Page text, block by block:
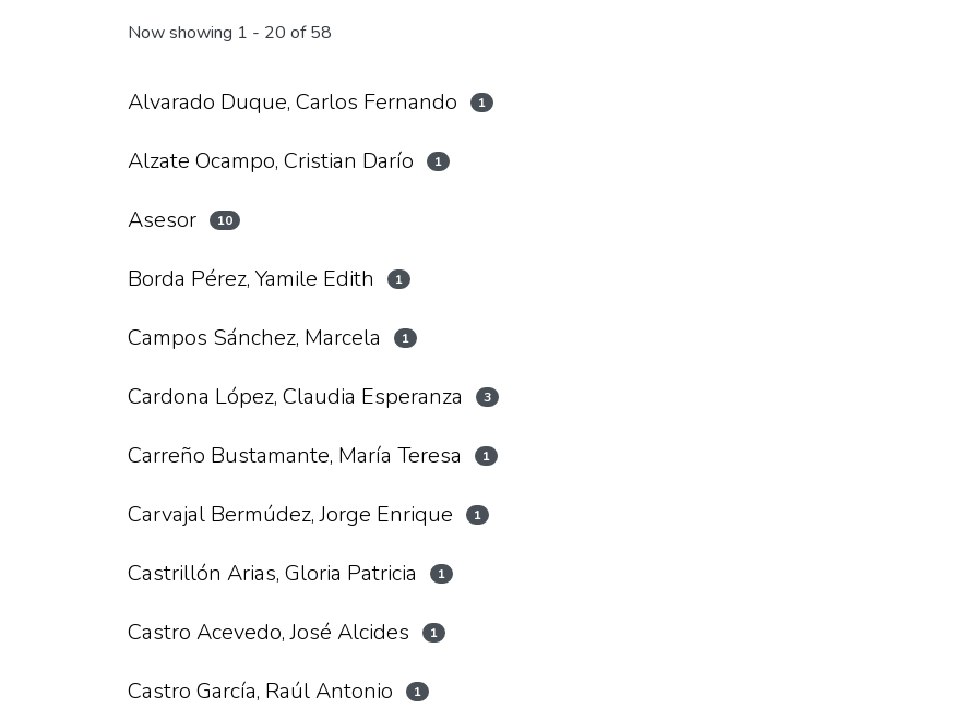
Now showing 1 - 20 of 58
Alvarado Duque, Carlos Fernando 1
Alzate Ocampo, Cristian Darío 1
Asesor 10
Borda Pérez, Yamile Edith 1
Campos Sánchez, Marcela 1
Cardona López, Claudia Esperanza 3
Carreño Bustamante, María Teresa 1
Carvajal Bermúdez, Jorge Enrique 1
Castrillón Arias, Gloria Patricia 1
Castro Acevedo, José Alcides 1
Castro García, Raúl Antonio 1